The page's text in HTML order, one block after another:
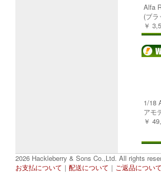
Alfa
(ブ
￥
1/18
アモ
￥
2026 Hackleberry & Sons Co.,Ltd. All rights
お支払について ｜ 配送について ｜ ご返品について